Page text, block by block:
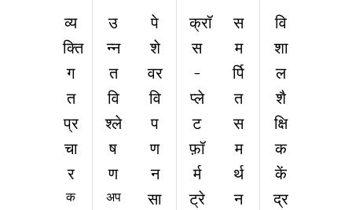
व्य
क्ति
ग
त
प्र
चा
र
क
उ
न्न
त
वि
श्ले
ष
ण
अप
पे
शे
वर
वि
प
ण
न
सा
क्रॉ
स
-
प्ले
ट
फ़ॉ
र्म
ट्रे
स
म
र्पि
त
स
म
र्थ
न
वि
शा
ल
शै
क्षि
क
कें
द्र